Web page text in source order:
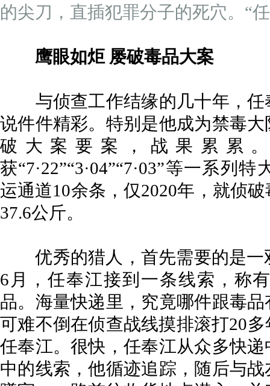
的尖刀，直插犯罪分子的死穴。“
鹰眼如炬 屡破毒品大案
与侦查工作结缘的几十年，任
说件件精彩。特别是他成为禁毒
破大案要案，战果累累
获“7·22”“3·04”“7·03”等一系列
运通道10余条，仅2020年，就侦
37.6公斤。
优秀的猎人，首先需要的是一
6月，任奉江接到一条线索，称
品。海量快递里，究竟哪件跟毒
可难不倒在侦查战线摸排滚打20
任奉江。很快，任奉江从众多快
中的线索，他循迹追踪，随后与